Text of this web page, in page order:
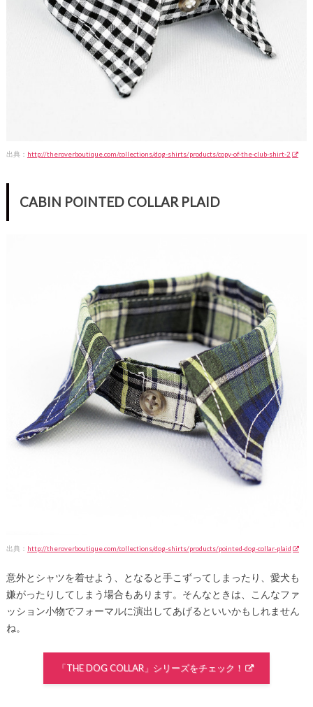
出典： http://theroverboutique.com/collections/dog-shirts/products/copy-of-the-club-shirt-2
CABIN POINTED COLLAR PLAID
出典： http://theroverboutique.com/collections/dog-shirts/products/pointed-dog-collar-plaid
意外とシャツを着せよう、となると手こずってしまったり、愛犬も
嫌がったりしてしまう場合もあります。そんなときは、こんなファ
ッション小物でフォーマルに演出してあげるといいかもしれません
ね。
「THE DOG COLLAR」シリーズをチェック！